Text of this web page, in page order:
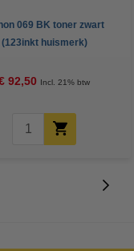
069 BK toner zwart
(123inkt huismerk)
92,50 Incl. 21% btw